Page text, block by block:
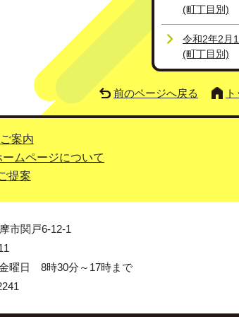
(町丁目別)
令和2年2月
(町丁目別)
前のページへ戻る
案内
ムページについて
提案
市関戸6-12-1
曜日 8時30分～17時まで